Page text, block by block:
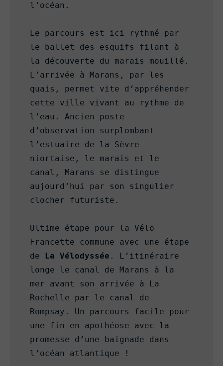
l’océan.
Le parcours est ici rythmé par
le ballet des esquifs filant à
la découverte du marais mouillé.
L’arrivée à Marans, par les
quais, permet vite d’appréhender
cette ville vivant au rythme de
l’eau. Ancien poste
d’observation surplombant
l’estuaire de la Sèvre
niortaise, le marais et le
canal, Marans se distingue
aujourd’hui par son singulier
clocher futuriste.
Ultime étape pour la Vélo
Francette commune avec une étape
de La Vélodyssée . L’itinéraire
longe le canal de Marans à la
mer avant son arrivée à La
Rochelle par le canal de
Rompsay. Un parcours facile pour
une fin en apothéose avec la
promesse d’une baignade dans
l’océan atlantique !